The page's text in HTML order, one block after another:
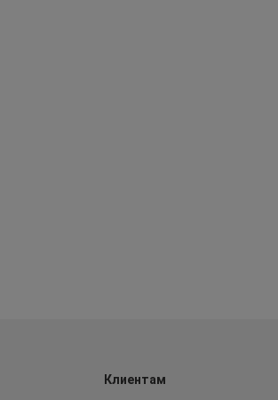
Клиентам